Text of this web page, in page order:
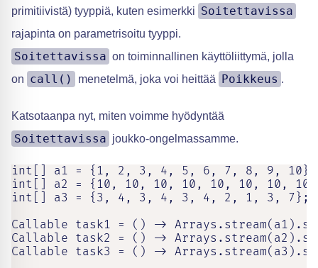
primitiivistä) tyyppiä, kuten esimerkki Soitettavissa
rajapinta on parametrisoitu tyyppi.
Soitettavissa on toiminnallinen käyttöliittymä, jolla
on call() menetelmä, joka voi heittää Poikkeus .
Katsotaanpa nyt, miten voimme hyödyntää
Soitettavissa joukko-ongelmassamme.
int[] a1 = {1, 2, 3, 4, 5, 6, 7, 8, 9, 10};
int[] a2 = {10, 10, 10, 10, 10, 10, 10,
int[] a3 = {3, 4, 3, 4, 3, 4, 2, 1, 3, 7};
Callable task1 = () ->
Callable task2 = () ->
Callable task3 = () ->